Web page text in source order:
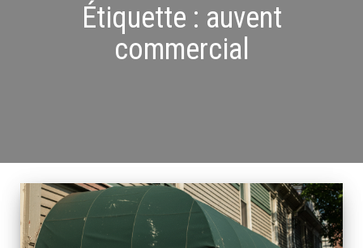
Étiquette : auvent
commercial